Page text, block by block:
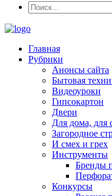
Главная
Рубрики
Анонсы сайта
Бытовая
Видеоуроки
Гипсокартон
Двери
Для дома, для
Загородное
И смех и грех
Инструменты
Бренды
Конкурсы